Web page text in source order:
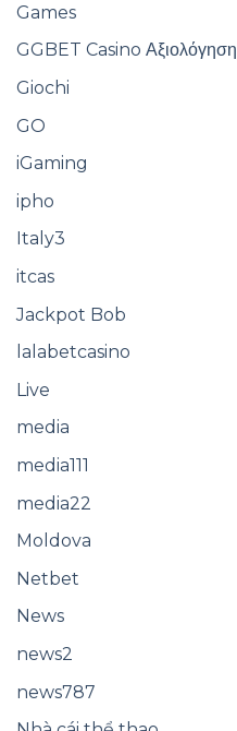
Games
GGBET Casino Αξιολόγηση
Giochi
GO
iGaming
ipho
Italy3
itcas
Jackpot Bob
lalabetcasino
Live
media
media111
media22
Moldova
Netbet
News
news2
news787